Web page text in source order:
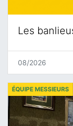
Les
08/2026
ÉQUIPE MESSIEURS